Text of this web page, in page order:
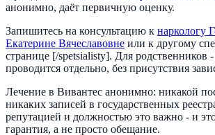
анонимно, даёт первичную оценку.
Запишитесь на консультацию к наркологу
Екатерине Вячеславовне или к другому
странице [/spetsialisty]. Для родственников -
проводится отдельно, без присутствия
Лечение в Вивантес анонимно: никакой
никаких записей в государственных
репутацией и должностью это важно - и
гарантия, а не просто обещание.